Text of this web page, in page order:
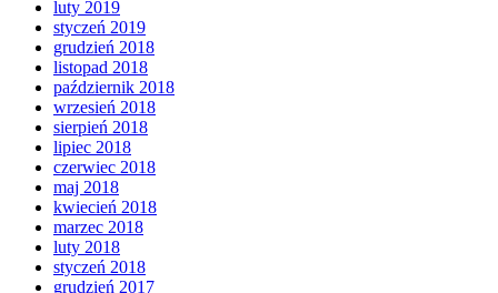
luty 2019
styczeń 2019
grudzień 2018
listopad 2018
październik 2018
wrzesień 2018
sierpień 2018
lipiec 2018
czerwiec 2018
maj 2018
kwiecień 2018
marzec 2018
luty 2018
styczeń 2018
grudzień 2017